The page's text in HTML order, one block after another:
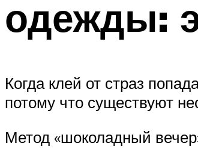
одежды:
Когда клей от страз
потому что существуют
Метод «шоколадный